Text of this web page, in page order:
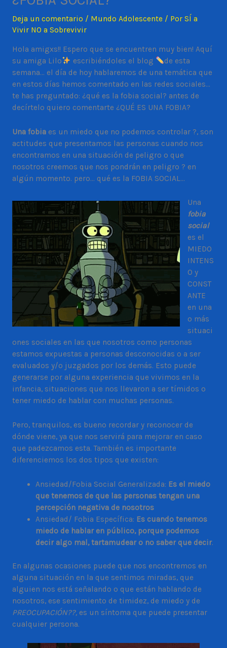
Deja un comentario / Mundo Adolescente/ Por SÍ a
Vivir NO a Sobrevivir
Hola amigxs!! Espero que se encuentren muy bien! Aquí
su amiga Lilo
escribiéndoles el blog
de esta
semana… el día de hoy hablaremos de una temática que
en estos días hemos comentado en las redes sociales…
te has preguntado: ¿qué es la fobia social? antes de
decírtelo quiero comentarte ¿QUÉ ES UNA FOBIA?
Una fobia es un miedo que no podemos controlar ?, son
actitudes que presentamos las personas cuando nos
encontramos en una situación de peligro o que
nosotros creemos que nos pondrán en peligro ? en
algún momento. pero… qué es la FOBIA SOCIAL…
Una
fobia
social
es el
MIEDO
INTENS
O y
CONST
ANTE
en una
o más
situaci
ones sociales en las que nosotros como personas
estamos expuestas a personas desconocidas o a ser
evaluados y/o juzgados por los demás. Esto puede
generarse por alguna experiencia que vivimos en la
infancia, situaciones que nos llevaron a ser tímidos o
tener miedo de hablar con muchas personas.
Pero, tranquilos, es bueno recordar y reconocer de
dónde viene, ya que nos servirá para mejorar en caso
que padezcamos esta. También es importante
diferenciemos los dos tipos que existen:
Ansiedad/Fobia Social Generalizada: Es el miedo
que tenemos de que las personas tengan una
percepción negativa de nosotros
Ansiedad/ Fobia Específica: Es cuando tenemos
miedo de hablar en público, porque podemos
decir algo mal, tartamudear o no saber que decir.
En algunas ocasiones puede que nos encontremos en
alguna situación en la que sentimos miradas, que
alguien nos está señalando o que están hablando de
nosotros, ese sentimiento de timidez, de miedo y de
PREOCUPACIÓN??,es un síntoma que puede presentar
cualquier persona.